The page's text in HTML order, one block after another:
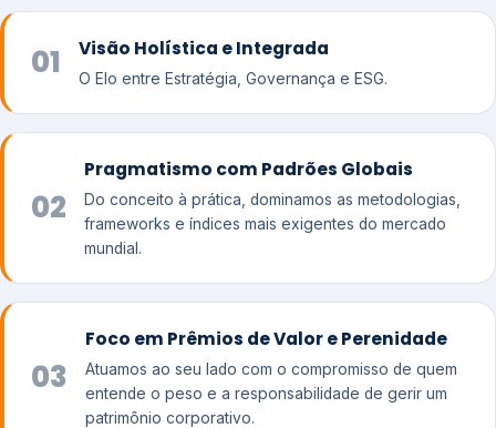
01 Visão Holística e Integrada
O Elo entre Estratégia, Governança e ESG.
02
Pragmatismo com Padrões Globais
Do conceito à prática, dominamos as metodologias,
frameworks e índices mais exigentes do mercado
mundial.
03
Foco em Prêmios de Valor e Perenidade
Atuamos ao seu lado com o compromisso de quem
entende o peso e a responsabilidade de gerir um
patrimônio corporativo.